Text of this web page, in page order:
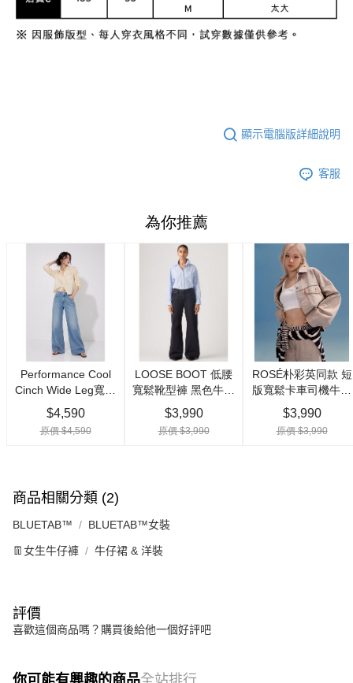
顯示電腦版詳細說明
客服
商品相關分類 (2)
BLUETAB™ BLUETAB™女裝
👖女生牛仔褲 牛仔裙 & 洋裝
評價
喜歡這個商品嗎？購買後給他一個好評吧